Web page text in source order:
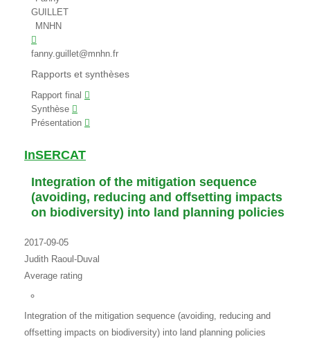
GUILLET
MNHN
fanny.guillet@mnhn.fr
Rapports et synthèses
Rapport final
Synthèse
Présentation
InSERCAT
Integration of the mitigation sequence
(avoiding, reducing and offsetting impacts
on biodiversity) into land planning policies
2017-09-05
Judith Raoul-Duval
Average rating
Integration of the mitigation sequence (avoiding, reducing and
offsetting impacts on biodiversity) into land planning policies